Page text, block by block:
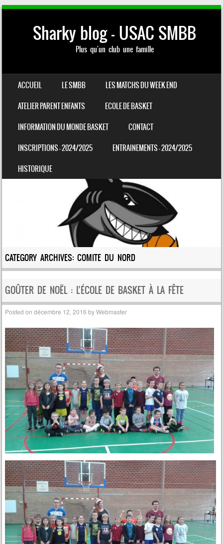
Sharky blog – USAC SMBB
Plus qu'un club une famille
MENU
SKIP TO CONTENT
ACCUEIL LE SMBB
LES MATCHS DU WEEK END
ATELIER PARENT ENFANTS
ECOLE DE BASKET
INFORMATION DU MONDE BASKET
CONTACT
INSCRIPTIONS – 2024/2025
ENTRAINEMENTS – 2024/2025
HISTORIQUE
CATEGORY ARCHIVES:COMITE DU NORD
GOÛTER DE NOËL : L’ÉCOLE DE BASKET À LA FÊTE
Posted ondécembre 12, 2016 byWebmaster